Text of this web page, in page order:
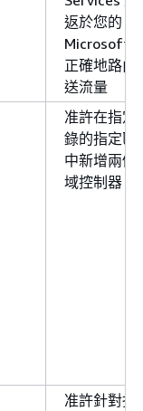
返於您的
Microsoft
正確地路由
送流量
准許在指定
錄的指定區
中新增兩個
域控制器
准許針對指